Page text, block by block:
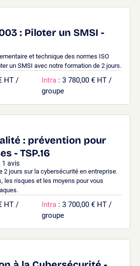
: Piloter un SMSI -
et technique des normes ISO
un SMSI avec notre formation de 2 jours.
HT /
Intra : 3 780,00 € HT /
groupe
: prévention pour
- TSP.16
1 avis
2 jours sur la cybersécurité en entreprise.
les risques et les moyens pour vous
HT /
Intra : 3 700,00 € HT /
groupe